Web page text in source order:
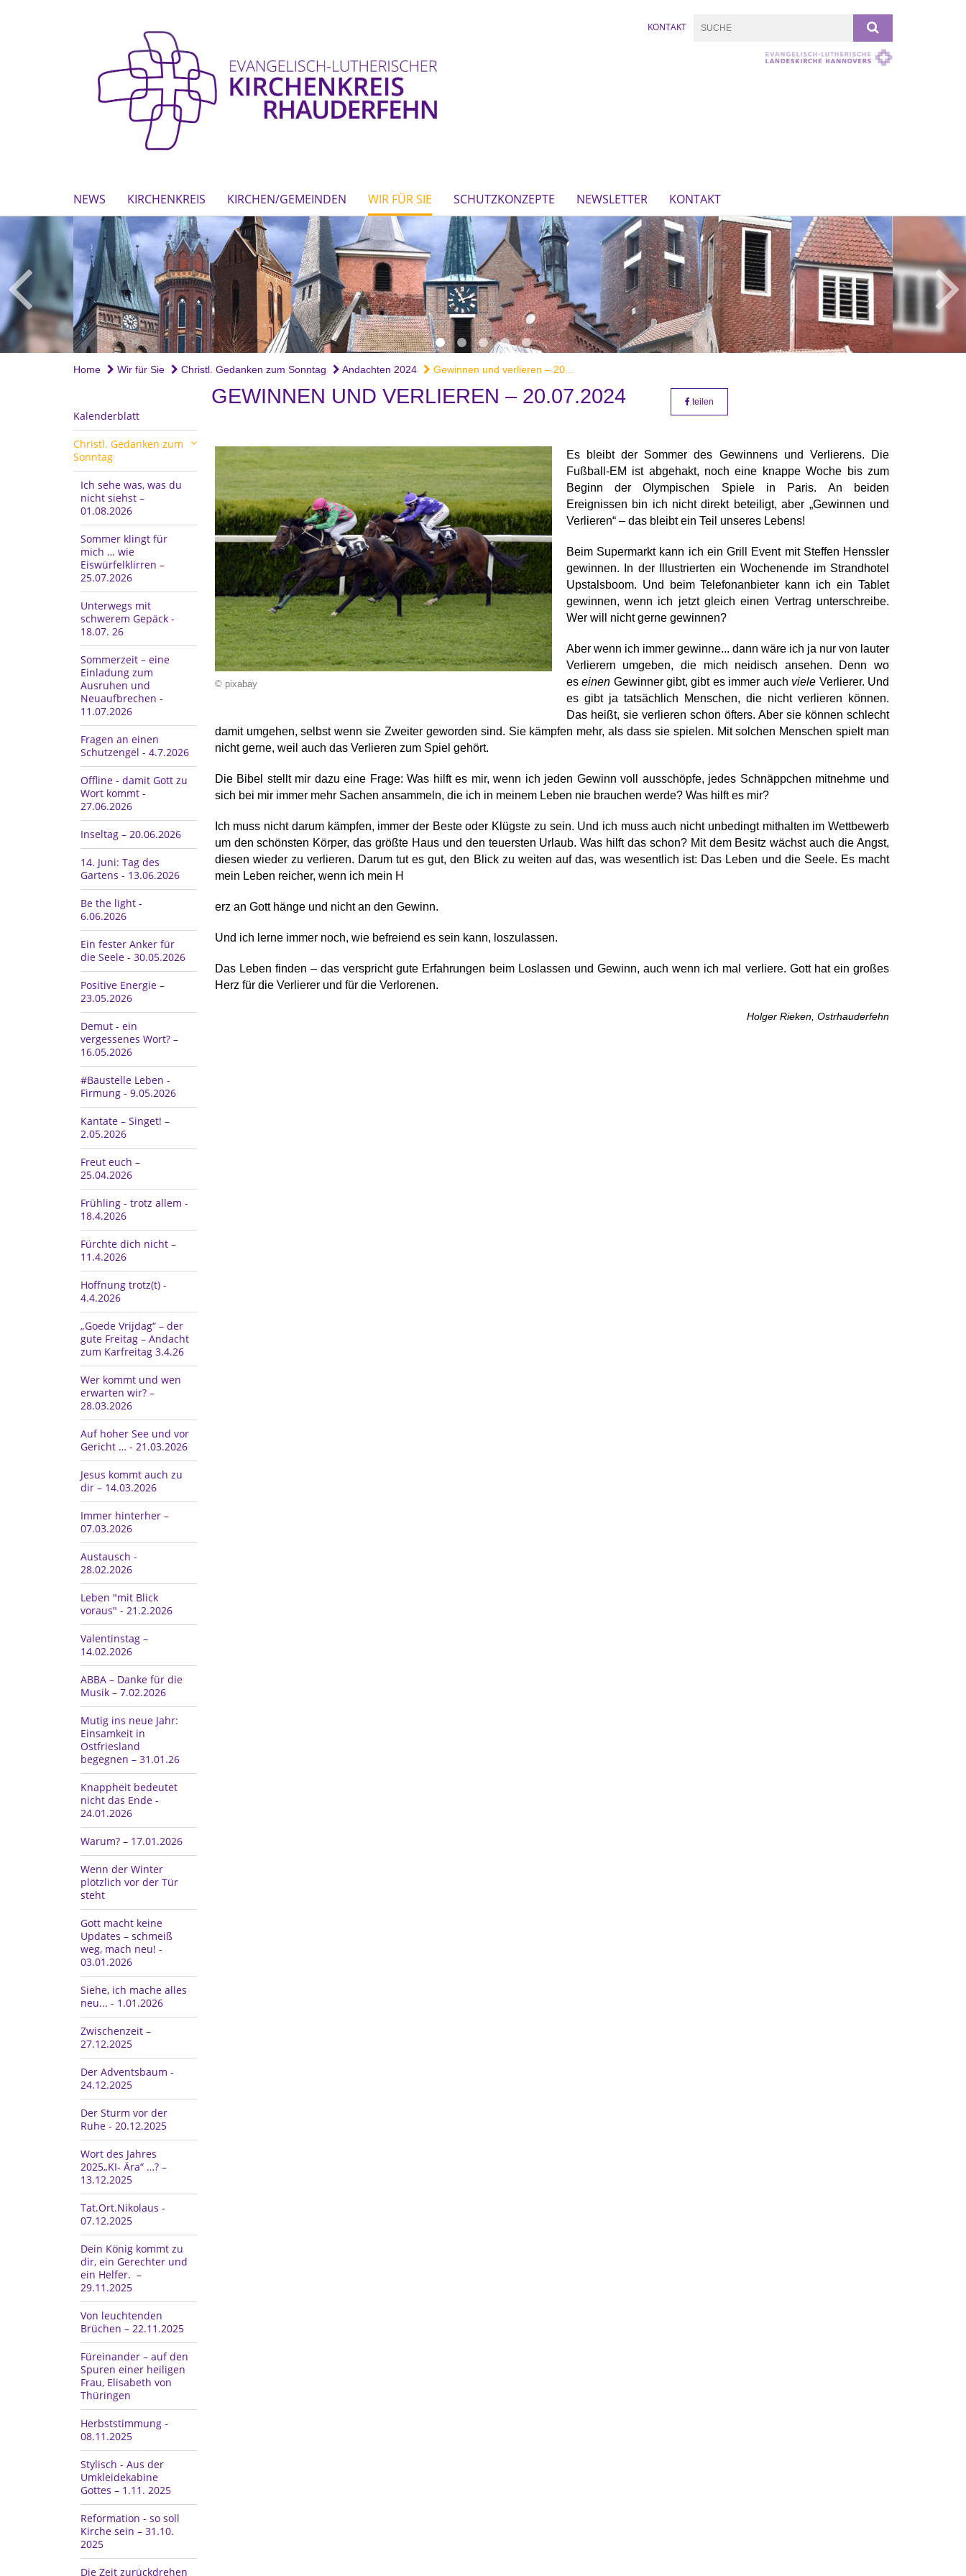
KONTAKT
NEWS KIRCHENKREIS KIRCHEN/GEMEINDEN WIR FÜR SIE SCHUTZKONZEPTE NEWSLETTER KONTAKT
Foto: fentjer
Home Wir für Sie Christl. Gedanken zum Sonntag Andachten 2024 Gewinnen und verlieren – 20...
Kalenderblatt
Christl. Gedanken zum
Sonntag
Ich sehe was, was du
nicht siehst –
01.08.2026
Sommer klingt für
mich … wie
Eiswürfelklirren –
25.07.2026
Unterwegs mit
schwerem Gepäck -
18.07. 26
Sommerzeit – eine
Einladung zum
Ausruhen und
Neuaufbrechen -
11.07.2026
Fragen an einen
Schutzengel - 4.7.2026
Offline - damit Gott zu
Wort kommt -
27.06.2026
Inseltag – 20.06.2026
14. Juni: Tag des
Gartens - 13.06.2026
Be the light -
6.06.2026
Ein fester Anker für
die Seele - 30.05.2026
Positive Energie –
23.05.2026
Demut - ein
vergessenes Wort? –
16.05.2026
#Baustelle Leben -
Firmung - 9.05.2026
Kantate – Singet! –
2.05.2026
Freut euch –
25.04.2026
Frühling - trotz allem -
18.4.2026
Fürchte dich nicht –
11.4.2026
Hoffnung trotz(t) -
4.4.2026
„Goede Vrijdag“ – der
gute Freitag – Andacht
zum Karfreitag 3.4.26
Wer kommt und wen
erwarten wir? –
28.03.2026
Auf hoher See und vor
Gericht … - 21.03.2026
Jesus kommt auch zu
dir – 14.03.2026
Immer hinterher –
07.03.2026
Austausch -
28.02.2026
Leben "mit Blick
voraus" - 21.2.2026
Valentinstag –
14.02.2026
ABBA – Danke für die
Musik – 7.02.2026
Mutig ins neue Jahr:
Einsamkeit in
Ostfriesland
begegnen – 31.01.26
Knappheit bedeutet
nicht das Ende -
24.01.2026
Warum? – 17.01.2026
Wenn der Winter
plötzlich vor der Tür
steht
Gott macht keine
Updates – schmeiß
weg, mach neu! -
03.01.2026
Siehe, ich mache alles
neu... - 1.01.2026
Zwischenzeit –
27.12.2025
Der Adventsbaum -
24.12.2025
Der Sturm vor der
Ruhe - 20.12.2025
Wort des Jahres
2025„KI- Ära“ …? –
13.12.2025
Tat.Ort.Nikolaus -
07.12.2025
Dein König kommt zu
dir, ein Gerechter und
ein Helfer. –
29.11.2025
Von leuchtenden
Brüchen – 22.11.2025
Füreinander – auf den
Spuren einer heiligen
Frau, Elisabeth von
Thüringen
Herbststimmung -
08.11.2025
Stylisch - Aus der
Umkleidekabine
Gottes – 1.11. 2025
Reformation - so soll
Kirche sein – 31.10.
2025
Die Zeit zurückdrehen
GEWINNEN UND VERLIEREN – 20.07.2024 teilen
© pixabay
Es bleibt der Sommer des Gewinnens und Verlierens. Die
Fußball-EM ist abgehakt, noch eine knappe Woche bis zum
Beginn der Olympischen Spiele in Paris. An beiden
Ereignissen bin ich nicht direkt beteiligt, aber „Gewinnen und
Verlieren“ – das bleibt ein Teil unseres Lebens!
Beim Supermarkt kann ich ein Grill Event mit Steffen Henssler
gewinnen. In der Illustrierten ein Wochenende im Strandhotel
Upstalsboom. Und beim Telefonanbieter kann ich ein Tablet
gewinnen, wenn ich jetzt gleich einen Vertrag unterschreibe.
Wer will nicht gerne gewinnen?
Aber wenn ich immer gewinne... dann wäre ich ja nur von lauter
Verlierern umgeben, die mich neidisch ansehen. Denn wo
eseinen Gewinner gibt, gibt es immer auch viele Verlierer. Und
es gibt ja tatsächlich Menschen, die nicht verlieren können.
Das heißt, sie verlieren schon öfters. Aber sie können schlecht
damit umgehen, selbst wenn sie Zweiter geworden sind. Sie kämpfen mehr, als dass sie spielen. Mit solchen Menschen spielt man
nicht gerne, weil auch das Verlieren zum Spiel gehört.
Die Bibel stellt mir dazu eine Frage:Was hilft es mir, wenn ich jeden Gewinn voll ausschöpfe, jedes Schnäppchen mitnehme und
sich bei mir immer mehr Sachen ansammeln, die ich in meinem Leben nie brauchen werde? Was hilft es mir?
Ich muss nicht darum kämpfen, immer der Beste oder Klügste zu sein. Und ich muss auch nicht unbedingt mithalten im Wettbewerb
um den schönsten Körper, das größte Haus und den teuersten Urlaub. Was hilft das schon? Mit dem Besitz wächst auch die Angst,
diesen wieder zu verlieren. Darum tut es gut, den Blick zu weiten auf das, was wesentlich ist: Das Leben und die Seele. Es macht
mein Leben reicher, wenn ich mein H
erz an Gott hänge und nicht an den Gewinn.
Und ich lerne immer noch, wie befreiend es sein kann, loszulassen.
Das Leben finden – das verspricht gute Erfahrungen beim Loslassen und Gewinn, auch wenn ich mal verliere. Gott hat ein großes
Herz für die Verlierer und für die Verlorenen.
Holger Rieken, Ostrhauderfehn